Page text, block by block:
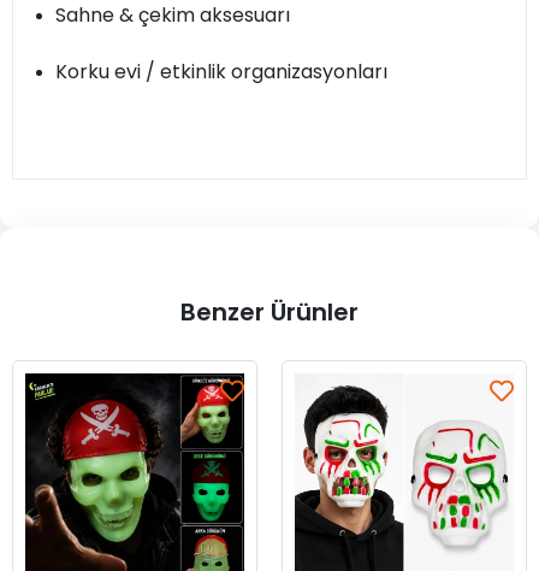
Sahne & çekim aksesuarı
Korku evi / etkinlik organizasyonları
Benzer Ürünler